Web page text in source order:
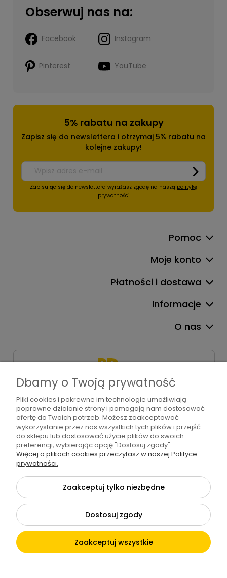
Obserwuj nas na:
Facebook Instagram
Pinterest YouTube
5% rabatu na zakupy
Zapisz się do newslettera i otrzymaj 5% rabatu na
kolejne zakupy!
Zapisując się do newslettera wyrażasz zgodę na naszą politykę
prywatności
Pomoc
Moje konto
Płatności i dostawa
Informacje
O nas
+48 571 310 234
sklep@bdart.pl
©2026 Wszelkie Prawa Zastrzeżone | BD art
Szablon Flex byEcommercy
Pokaż pełną wersję strony
Sklep internetowy Shoper.pl
Dbamy o Twoją prywatność
Pliki cookies i pokrewne im technologie umożliwiają
poprawne działanie strony i pomagają nam dostosować
ofertę do Twoich potrzeb. Możesz zaakceptować
wykorzystanie przez nas wszystkich tych plików i przejść
do sklepu lub dostosować użycie plików do swoich
preferencji, wybierając opcję "Dostosuj zgody".
Więcej o plikach cookies przeczytasz w naszej Polityce
prywatności.
Zaakceptuj tylko niezbędne
Dostosuj zgody
Zaakceptuj wszystkie